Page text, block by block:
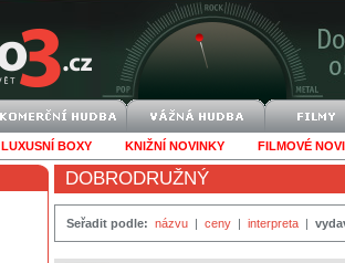
LUXUSNÍ BOXY KNIŽNÍ NOVINKY FILMOVÉ
DOBRODRUŽNÝ
Seřadit podle: názvu | ceny | interpreta |